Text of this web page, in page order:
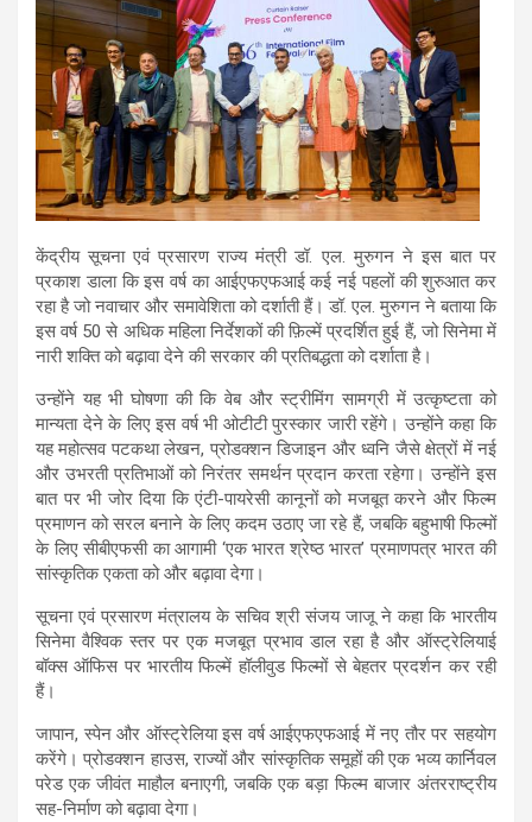
केंद्रीय सूचना एवं प्रसारण राज्य मंत्री डॉ. एल. मुरुगन ने इस बात पर
प्रकाश डाला कि इस वर्ष का आईएफएफआई कई नई पहलों की शुरुआत कर
रहा है जो नवाचार और समावेशिता को दर्शाती हैं। डॉ. एल. मुरुगन ने बताया कि
इस वर्ष 50 से अधिक महिला निर्देशकों की फ़िल्में प्रदर्शित हुई हैं, जो सिनेमा में
नारी शक्ति को बढ़ावा देने की सरकार की प्रतिबद्धता को दर्शाता है।
उन्होंने यह भी घोषणा की कि वेब और स्ट्रीमिंग सामग्री में उत्कृष्टता को
मान्यता देने के लिए इस वर्ष भी ओटीटी पुरस्कार जारी रहेंगे। उन्होंने कहा कि
यह महोत्सव पटकथा लेखन, प्रोडक्शन डिजाइन और ध्वनि जैसे क्षेत्रों में नई
और उभरती प्रतिभाओं को निरंतर समर्थन प्रदान करता रहेगा। उन्होंने इस
बात पर भी जोर दिया कि एंटी-पायरेसी कानूनों को मजबूत करने और फिल्म
प्रमाणन को सरल बनाने के लिए कदम उठाए जा रहे हैं, जबकि बहुभाषी फिल्मों
के लिए सीबीएफसी का आगामी ‘एक भारत श्रेष्ठ भारत’ प्रमाणपत्र भारत की
सांस्कृतिक एकता को और बढ़ावा देगा।
सूचना एवं प्रसारण मंत्रालय के सचिव श्री संजय जाजू ने कहा कि भारतीय
सिनेमा वैश्विक स्तर पर एक मजबूत प्रभाव डाल रहा है और ऑस्ट्रेलियाई
बॉक्स ऑफिस पर भारतीय फिल्में हॉलीवुड फिल्मों से बेहतर प्रदर्शन कर रही
हैं।
जापान, स्पेन और ऑस्ट्रेलिया इस वर्ष आईएफएफआई में नए तौर पर सहयोग
करेंगे। प्रोडक्शन हाउस, राज्यों और सांस्कृतिक समूहों की एक भव्य कार्निवल
परेड एक जीवंत माहौल बनाएगी, जबकि एक बड़ा फिल्म बाजार अंतरराष्ट्रीय
सह-निर्माण को बढ़ावा देगा।